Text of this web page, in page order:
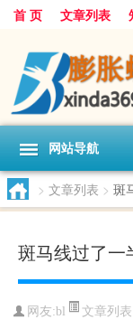
首 页 文章列表
网站导航
> 文章列表 > 斑
斑马线过了一
网友:bl 文章列表